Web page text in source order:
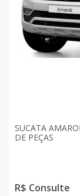
SUCATA
DE PEÇAS
R$ Consulte